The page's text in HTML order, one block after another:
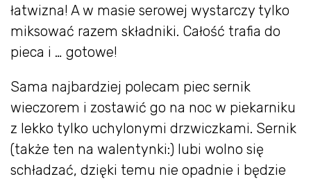
łatwizna! A w masie serowej wystarczy tylko
miksować razem składniki. Całość trafia do
pieca i … gotowe!
Sama najbardziej polecam piec sernik
wieczorem i zostawić go na noc w piekarniku
z lekko tylko uchylonymi drzwiczkami. Sernik
(także ten na walentynki:) lubi wolno się
schładzać, dzięki temu nie opadnie i będzie